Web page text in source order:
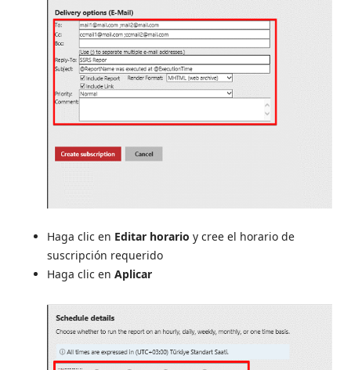
Haga clic en Editar horario y cree el horario de
suscripción requerido
Haga clic en Aplicar